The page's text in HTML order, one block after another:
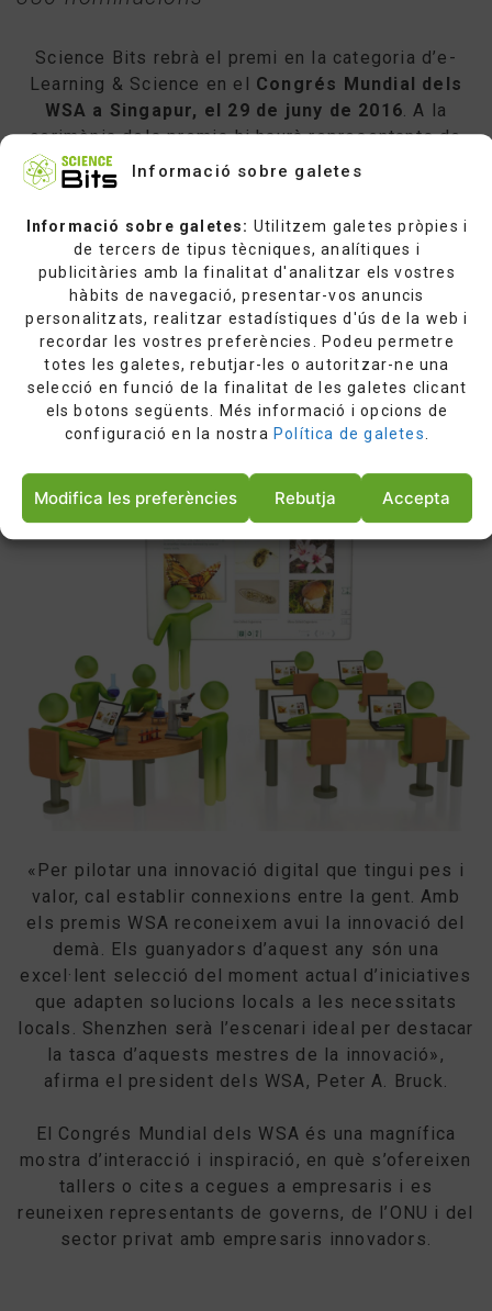
Informació sobre galetes
Informació sobre galetes: Utilitzem galetes pròpies i
de tercers de tipus tècniques, analítiques i
publicitàries amb la finalitat d'analitzar els vostres
hàbits de navegació, presentar-vos anuncis
personalitzats, realitzar estadístiques d'ús de la web i
recordar les vostres preferències. Podeu permetre
totes les galetes, rebutjar-les o autoritzar-ne una
selecció en funció de la finalitat de les galetes clicant
els botons següents. Més informació i opcions de
configuració en la nostra Política de galetes.
Accepta
Rebutja
Modifica les preferències
Science Bits rebrà el premi en la categoria d’e-
Learning & Science en el Congrés Mundial dels
WSA a Singapur, el 29 de juny de 2016. A la
cerimònia dels premis hi haurà representants de
l’ONU, experts en TIC i personalitats del sector
LA INNOVACIÓ DEL DEMÀ ENS ARRIBA
AVUI:
Science Bits obté el primer premi dins les
40 millors
solucions en innovació digital.
«Per pilotar una innovació digital que tingui pes i
valor, cal establir connexions entre la gent. Amb
els premis WSA reconeixem avui la innovació del
demà. Els guanyadors d’aquest any són una
excel·lent selecció del moment actual d’iniciatives
que adapten solucions locals a les necessitats
locals. Shenzhen serà l’escenari ideal per destacar
la tasca d’aquests mestres de la innovació»,
afirma el president dels WSA, Peter A. Bruck.
El Congrés Mundial dels WSA és una magnífica
mostra d’interacció i inspiració, en què s’ofereixen
tallers o cites a cegues a empresaris i es
reuneixen representants de governs, de l’ONU i del
sector privat amb empresaris innovadors.